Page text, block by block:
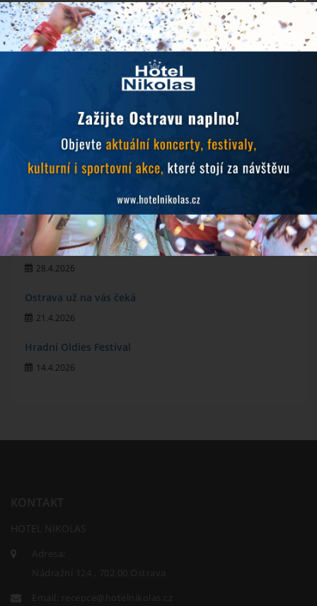
Prodlužujeme snídaně během hudebních festivalů
10.6.2026
13.5.2026
Zlatá tretra 2026
28.4.2026
Ostrava už na vás čeká
21.4.2026
Hradní Oldies Festival
14.4.2026
HOTEL NIKOLAS
Adresa:
Nádražní 124 , 702 00 Ostrava
Email:
recepce@hotelnikolas.cz